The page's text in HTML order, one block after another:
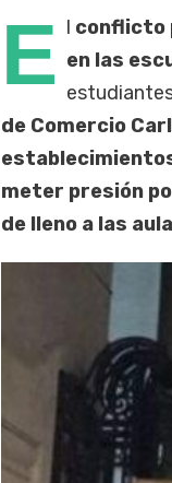
E l conflicto
en las
de Comercio
meter presión
de lleno a las